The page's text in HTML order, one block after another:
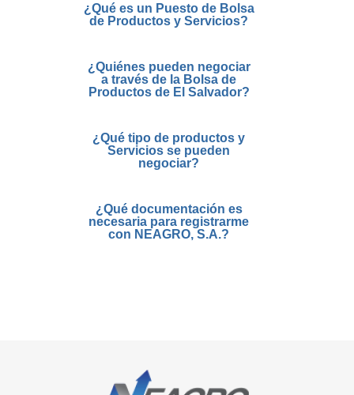
¿Qué es un Puesto de Bolsa
de Productos y Servicios?
¿Quiénes pueden negociar
a través de la Bolsa de
Productos de El Salvador?
¿Qué tipo de productos y
Servicios se pueden
negociar?
¿Qué documentación es
necesaria para registrarme
con NEAGRO, S.A.?